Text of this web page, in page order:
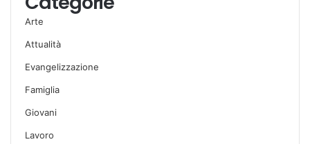
Arte
Attualità
Evangelizzazione
Famiglia
Giovani
Lavoro